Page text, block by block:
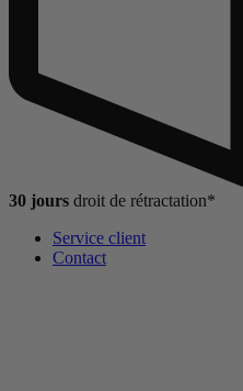
30 jours droit de rétractation*
Service client
Contact